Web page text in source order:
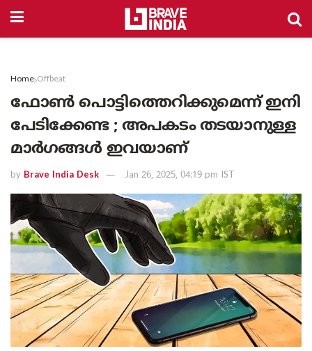
Home Offbeat
ഫോൺ പൊട്ടിത്തെറിക്കുമെന്ന് ഇനി
പേടിക്കേണ്ട ; അപകടം തടയാനുള്ള
മാർഗങ്ങൾ ഇവയാണ്
by Brave India Desk Jan 26, 2025, 04:19 pm IST